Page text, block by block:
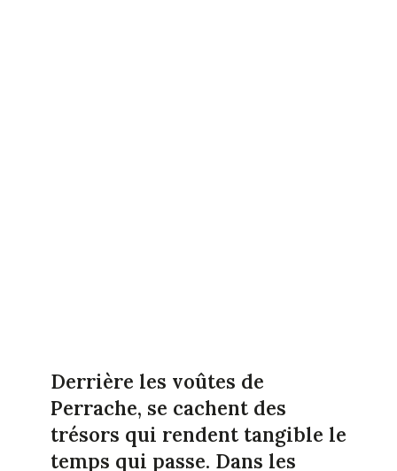
Derrière les voûtes de
Perrache, se cachent des
trésors qui rendent tangible le
temps qui passe. Dans les